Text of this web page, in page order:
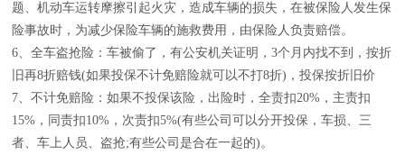
题、机动车运转摩擦引起火灾，造成车辆的损失，在被保险人发生保
险事故时，为减少保险车辆的施救费用，由保险人负责赔偿。
6、全车盗抢险：车被偷了，有公安机关证明，3个月内找不到，按折
旧再8折赔钱(如果投保不计免赔险就可以不打8折)，投保按折旧价
7、不计免赔险：如果不投保该险，出险时，全责扣20%，主责扣
15%，同责扣10%，次责扣5%(有些公司可以分开投保，车损、三
者、车上人员、盗抢;有些公司是合在一起的)。